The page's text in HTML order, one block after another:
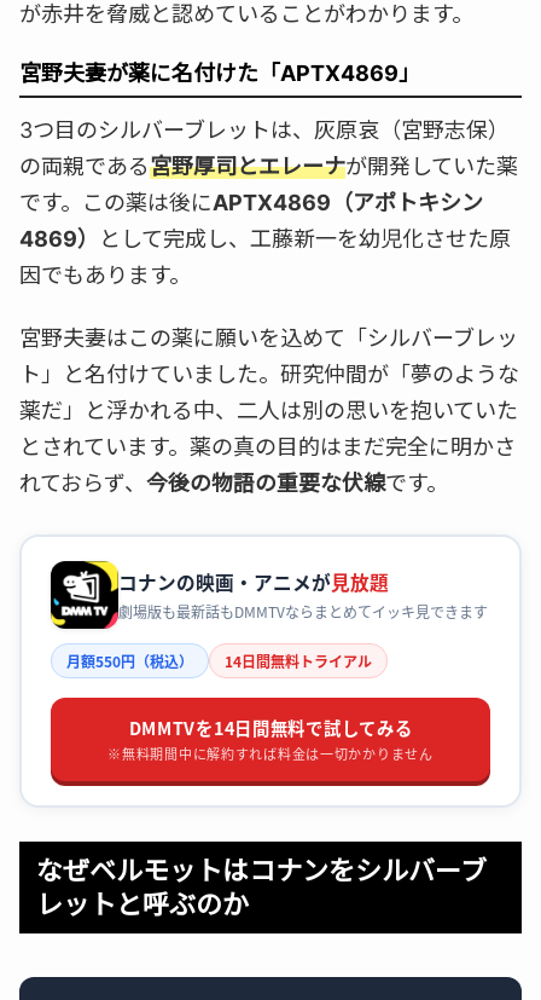
が赤井を脅威と認めていることがわかります。
宮野夫妻が薬に名付けた「APTX4869」
3つ目のシルバーブレットは、灰原哀（宮野志保）
の両親である宮野厚司とエレーナが開発していた薬
です。この薬は後にAPTX4869（アポトキシン
4869）
として完成し、工藤新一を幼児化させた原
因でもあります。
宮野夫妻はこの薬に願いを込めて「シルバーブレッ
ト」と名付けていました。研究仲間が「夢のような
薬だ」と浮かれる中、二人は別の思いを抱いていた
とされています。薬の真の目的はまだ完全に明かさ
れておらず、 今後の物語の重要な伏線です。
コナンの映画・アニメが見放題
劇場版も最新話もDMMTVならまとめてイッキ見できます
月額550円（税込） 14日間無料トライアル
DMMTVを14日間無料で試してみる
※無料期間中に解約すれば料金は一切かかりません
なぜベルモットはコナンをシルバーブ
レットと呼ぶのか